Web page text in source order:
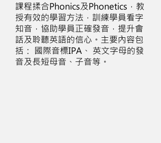
課程揉合Phonics及Phonetics，教
授有效的學習方法，訓練學員看字
知音，協助學員正確發音，提升會
話及聆聽英語的信心。主要內容包
括： 國際音標IPA、 英文字母的發
音及長短母音、子音等。